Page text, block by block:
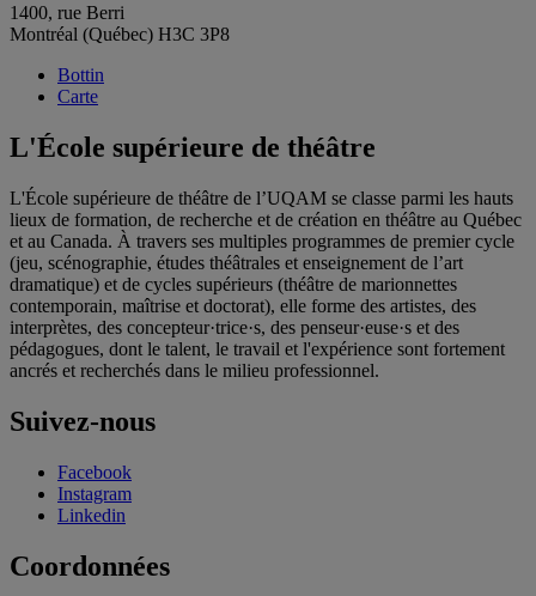
1400, rue Berri
Montréal (Québec) H3C 3P8
Bottin
Carte
L'École supérieure de théâtre
L'École supérieure de théâtre de l’UQAM se classe parmi les hauts
lieux de formation, de recherche et de création en théâtre au Québec
et au Canada. À travers ses multiples programmes de premier cycle
(jeu, scénographie, études théâtrales et enseignement de l’art
dramatique) et de cycles supérieurs (théâtre de marionnettes
contemporain, maîtrise et doctorat), elle forme des artistes, des
interprètes, des concepteur·trice·s, des penseur·euse·s et des
pédagogues, dont le talent, le travail et l'expérience sont fortement
ancrés et recherchés dans le milieu professionnel.
Suivez-nous
Facebook
Instagram
Linkedin
Coordonnées